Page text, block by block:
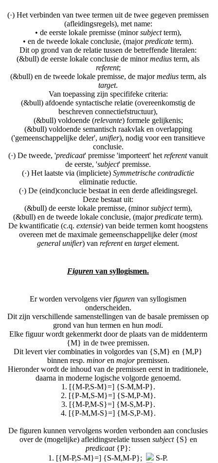
(·) Het verbinden van twee termen uit de twee gegeven premissen
(afleidingsregels), met name:
• de eerste lokale premisse (minorsubjectterm),
• en de tweede lokale conclusie, (majorpredicate term).
Dit op grond van de relatie tussen de betreffende literalen:
(&bull) de eerste lokale conclusie de minormedius term, als
referent;
(&bull) en de tweede lokale premisse, de majormediusterm, als
target.
Van toepassing zijn specififeke criteria:
(&bull) afdoende syntactische relatie (overeenkomstig de
beschreven connectiefstructuur),
(&bull) voldoende (relevante) formele gelijkenis;
(&bull) voldoende semantisch raakvlak en overlapping
('gemeenschappelijke deler', unifier), nodig voor een transitieve
conclusie.
(·) De tweede, 'predicaat' premisse 'importeert' het referentvanuit
de eerste, 'subject' premisse.
(·) Het laatste via (impliciete) Symmetrische contradictie
eliminatie reductie.
(·) De (eind)conclucie bestaat in een derde afleidingsregel.
Deze bestaat uit:
(&bull) de eerste lokale premisse, (minorsubjectterm),
(&bull) en de tweede lokale conclusie, (majorpredicate term).
De kwantificatie (c.q. extensie) van beide termen komt hoogstens
overeen met de maximale gemeenschappelijke deler (most
general unifier) van referenten targetelement.
Figuren van syllogismen.
Er worden vervolgens vierfiguren van syllogismen
onderscheiden.
Dit zijn verschillende samenstellingen van de basale premissen op
grond van hun termen en hun modi.
Elke figuur wordt gekenmerkt door de plaats van de middenterm
{M} in de twee premissen.
Dit levert vier combinaties in volgordes van {S,M} en {M,P}
binnen resp. minoren majorpremissen.
Hieronder wordt de inhoud van de premissen eerst in traditionele,
daarna in moderne logische volgorde genoemd.
1. [{M-P,S-M}=] {S-M,M-P}.
2. [{P-M,S-M}=] {S-M,P-M}.
3. [{M-P,M-S}=] {M-S,M-P}.
4. [{P-M,M-S}=] {M-S,P-M}.
De figuren kunnen vervolgens worden verbonden aan conclusies
over de (mogelijke) afleidingsrelatie tussen subject{S} en
predicaat{P}:
1. [{M-P,S-M}=] {S-M,M-P};
S-P.